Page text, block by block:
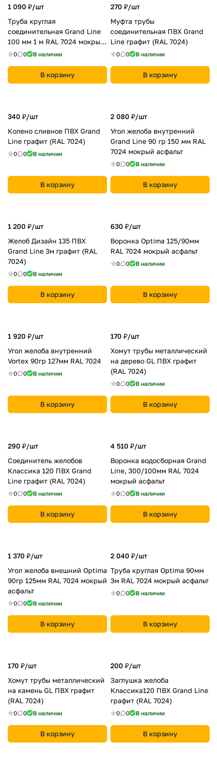
1 090 ₽/шт
Труба круглая
соединительная Grand Line
100 мм 1 м RAL 7024 мокрый
асфальт
0 0 В наличии
В корзину
270 ₽/шт
Муфта трубы
соединительная ПВХ Grand
Line графит (RAL 7024)
0 0 В наличии
В корзину
340 ₽/шт
Колено сливное ПВХ Grand
Line графит (RAL 7024)
0 0 В наличии
В корзину
2 080 ₽/шт
Угол желоба внутренний
Grand Line 90 гр 150 мм RAL
7024 мокрый асфальт
0 0 В наличии
В корзину
1 200 ₽/шт
Желоб Дизайн 135 ПВХ
Grand Line 3м графит (RAL
7024)
0 0 В наличии
В корзину
630 ₽/шт
Воронка Optima 125/90мм
RAL 7024 мокрый асфальт
0 0 В наличии
В корзину
1 920 ₽/шт
Угол желоба внутренний
Vortex 90гр 127мм RAL 7024
0 0 В наличии
В корзину
170 ₽/шт
Хомут трубы металлический
на дерево GL ПВХ графит
(RAL 7024)
0 0 В наличии
В корзину
290 ₽/шт
Соединитель желобов
Классика 120 ПВХ Grand
Line графит (RAL 7024)
0 0 В наличии
В корзину
4 510 ₽/шт
Воронка водосборная Grand
Line, 300/100мм RAL 7024
мокрый асфальт
0 0 В наличии
В корзину
1 370 ₽/шт
Угол желоба внешний Optima
90гр 125мм RAL 7024 мокрый
асфальт
0 0 В наличии
В корзину
2 040 ₽/шт
Труба круглая Optima 90мм
3м RAL 7024 мокрый асфальт
0 0 В наличии
В корзину
170 ₽/шт
Хомут трубы металлический
на камень GL ПВХ графит
(RAL 7024)
0 0 В наличии
В корзину
200 ₽/шт
Заглушка желоба
Классика120 ПВХ Grand Line
графит (RAL 7024)
0 0 В наличии
В корзину